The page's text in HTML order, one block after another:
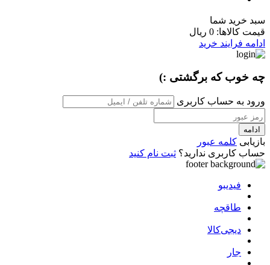
سبد خرید شما
قیمت کالاها: 0 ریال
ادامه فرایند خرید
چه خوب که برگشتی :)
ورود به حساب کاربری
ادامه
بازیابی کلمه عبور
حساب کاربری ندارید؟ ثبت نام کنید
فیدیبو
طاقچه
دیجی‌کالا
جار